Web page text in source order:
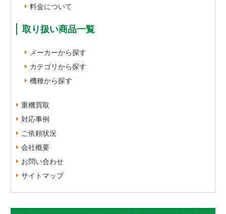
料金について
取り扱い商品一覧
メーカーから探す
カテゴリから探す
機種から探す
重機買取
対応事例
ご依頼状況
会社概要
お問い合わせ
サイトマップ